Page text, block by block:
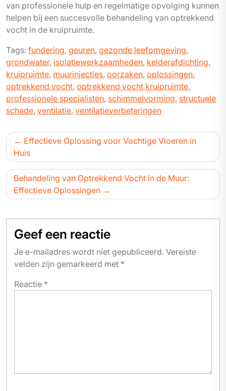
van professionele hulp en regelmatige opvolging kunnen
helpen bij een succesvolle behandeling van optrekkend
vocht in de kruipruimte.
Tags: fundering, geuren, gezonde leefomgeving,
grondwater, isolatiewerkzaamheden, kelderafdichting,
kruipruimte, muurinjecties, oorzaken, oplossingen,
optrekkend vocht, optrekkend vocht kruipruimte,
professionele specialisten, schimmelvorming, structuele
schade, ventilatie, ventilatieverbeteringen
Bericht
navigatie
Effectieve Oplossing voor Vochtige Vloeren in
Huis
Behandeling van Optrekkend Vocht in de Muur:
Effectieve Oplossingen
Geef een reactie
Je e-mailadres wordt niet gepubliceerd. Vereiste
velden zijn gemarkeerd met *
Reactie *